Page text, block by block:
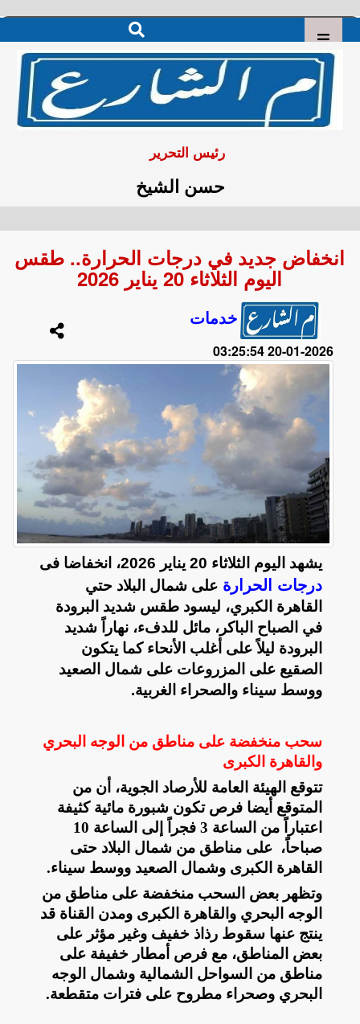
رئيس التحرير
حسن الشيخ
انخفاض جديد في درجات الحرارة.. طقس
اليوم الثلاثاء 20 يناير 2026
خدمات
2026-01-20 03:25:54
يشهد اليوم الثلاثاء 20 يناير 2026، انخفاضا فى
درجات الحرارةعلى شمال البلاد حتي
القاهرة الكبري، ليسود طقس شديد البرودة
في الصباح الباكر، مائل للدفء، نهاراً شديد
البرودة ليلاً على أغلب الأنحاء كما يتكون
الصقيع على المزروعات على شمال الصعيد
ووسط سيناء والصحراء الغربية.
سحب منخفضة على مناطق من الوجه البحري
والقاهرة الكبرى
تتوقع الهيئة العامة للأرصاد الجوية، أن من
المتوقع أيضا فرص تكون شبورة مائية كثيفة
اعتباراً من الساعة 3 فجراً إلى الساعة 10
صباحاً، على مناطق من شمال البلاد حتى
القاهرة الكبرى وشمال الصعيد ووسط سيناء.
وتظهر بعض السحب منخفضة على مناطق من
الوجه البحري والقاهرة الكبرى ومدن القناة قد
ينتج عنها سقوط رذاذ خفيف وغير مؤثر على
بعض المناطق، مع فرص أمطار خفيفة على
مناطق من السواحل الشمالية وشمال الوجه
البحري وصحراء مطروح على فترات متقطعة.